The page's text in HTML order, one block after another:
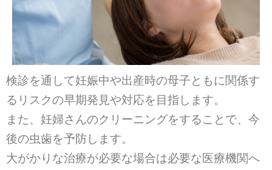
検診を通して妊娠中や出産時の母子ともに関係す
るリスクの早期発見や対応を目指します。
また、妊婦さんのクリーニングをすることで、今
後の虫歯を予防します。
大がかりな治療が必要な場合は必要な医療機関へ